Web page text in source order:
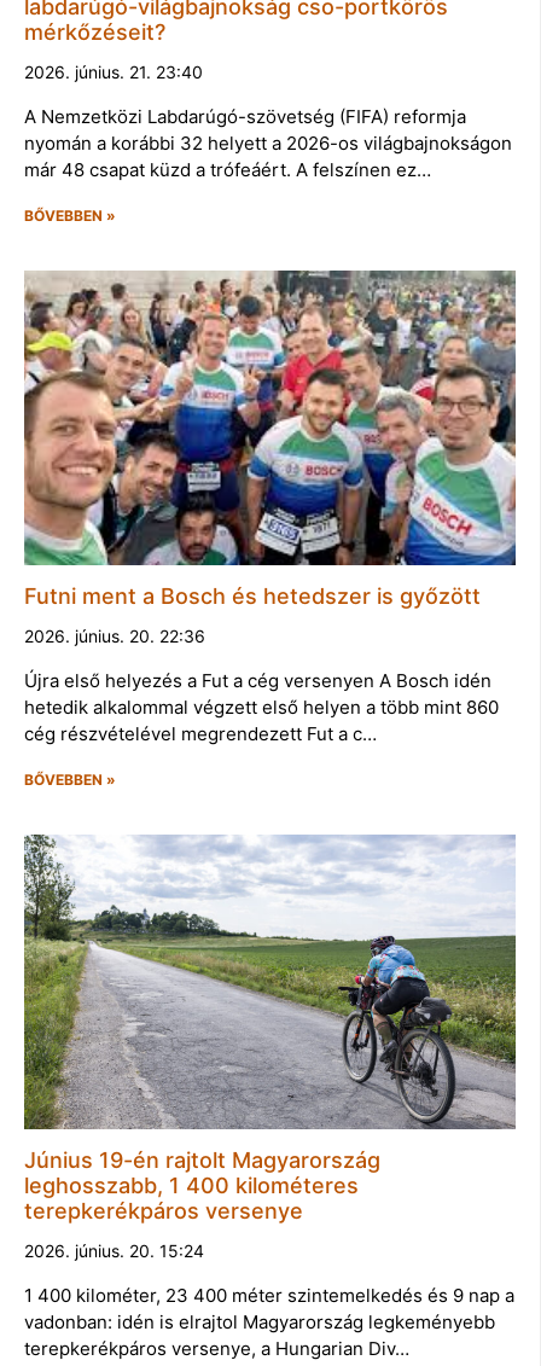
labdarúgó-világbajnokság cso-portkörös
mérkőzéseit?
2026. június. 21. 23:40
A Nemzetközi Labdarúgó-szövetség (FIFA) reformja
nyomán a korábbi 32 helyett a 2026-os világbajnokságon
már 48 csapat küzd a trófeáért. A felszínen ez…
BŐVEBBEN »
Futni ment a Bosch és hetedszer is győzött
2026. június. 20. 22:36
Újra első helyezés a Fut a cég versenyen A Bosch idén
hetedik alkalommal végzett első helyen a több mint 860
cég részvételével megrendezett Fut a c…
BŐVEBBEN »
Június 19-én rajtolt Magyarország
leghosszabb, 1 400 kilométeres
terepkerékpáros versenye
2026. június. 20. 15:24
1 400 kilométer, 23 400 méter szintemelkedés és 9 nap a
vadonban: idén is elrajtol Magyarország legkeményebb
terepkerékpáros versenye, a Hungarian Div…